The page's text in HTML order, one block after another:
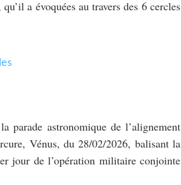
a évoquées au travers des 6 cercles
parade astronomique de l’alignement
Vénus, du 28/02/2026, balisant la
jour de l’opération militaire conjointe